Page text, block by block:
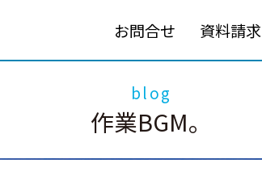
お問合せ 資料請求
blog
作業BGM。